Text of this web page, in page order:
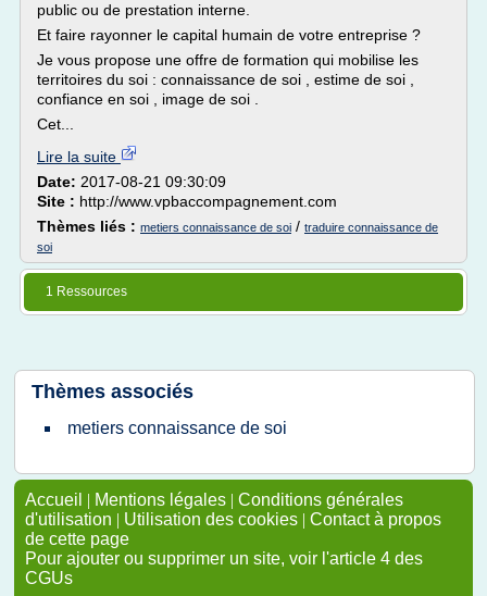
public ou de prestation interne.
Et faire rayonner le capital humain de votre entreprise ?
Je vous propose une offre de formation qui mobilise les
territoires du soi : connaissance de soi , estime de soi ,
confiance en soi , image de soi .
Cet...
Lire la suite
Date: 2017-08-21 09:30:09
Site : http://www.vpbaccompagnement.com
Thèmes liés : metiers connaissance de soi / traduire connaissance de
soi
1 Ressources
Thèmes associés
metiers connaissance de soi
Accueil | Mentions légales | Conditions générales
d'utilisation | Utilisation des cookies | Contact à propos
de cette page
Pour ajouter ou supprimer un site, voir l'article 4 des
CGUs